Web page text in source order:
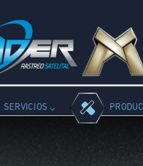
SERVICIOS